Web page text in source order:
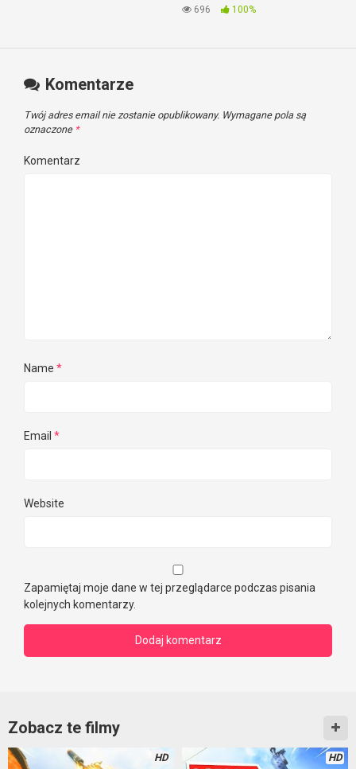
Warzone
696 100%
Komentarze
Twój adres email nie zostanie opublikowany. Wymagane pola są
oznaczone *
Komentarz
Name *
Email *
Website
Zapamiętaj moje dane w tej przeglądarce podczas pisania
kolejnych komentarzy.
Zobacz te filmy
HD HD